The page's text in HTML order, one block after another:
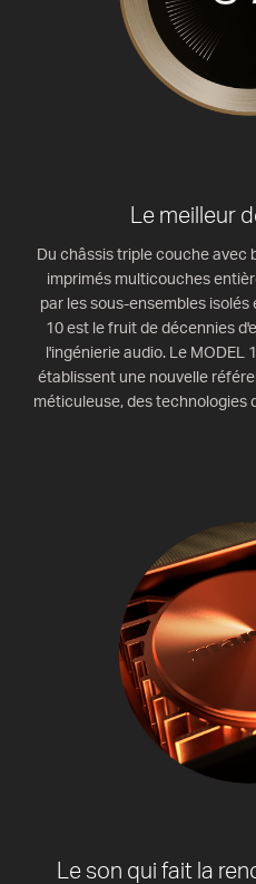
Le meilleur
Du châssis triple couche avec
imprimés multicouches
par les sous-ensembles isolés
10 est le fruit de décennies
l'ingénierie audio. Le MODEL
établissent une nouvelle
méticuleuse, des technologies
Le son qui fait la